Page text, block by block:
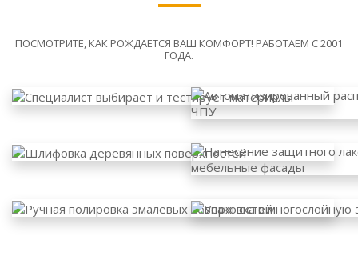
ПОСМОТРИТЕ, КАК РОЖДАЕТСЯ ВАШ КОМФОРТ! РАБОТАЕМ С 2001
ГОДА.